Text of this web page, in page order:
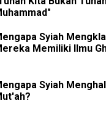
Syiah
Memiliki Ilmu
Syiah